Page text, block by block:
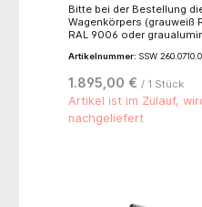
Bitte bei der Bestellung
Wagenkörpers (grauweiß
RAL 9006 oder
möglich (Aufpreis von
Farbpalette.4
aus Kunststoff,
davon 2 Rollen mit
Richtungsfeststeller,
Artikelnummer: SSW 260.0710.0
1.895,00 € / 1 Stück
Artikel ist im Zulauf,
nachgeliefert